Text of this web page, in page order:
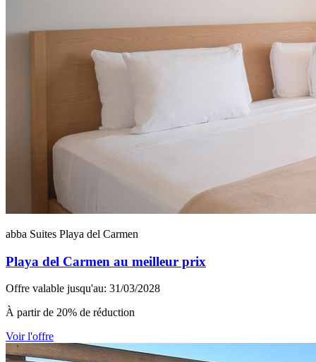
abba Suites Playa del Carmen
Playa del Carmen au meilleur prix
Offre valable jusqu'au: 31/03/2028
À partir de 20% de réduction
Voir l'offre